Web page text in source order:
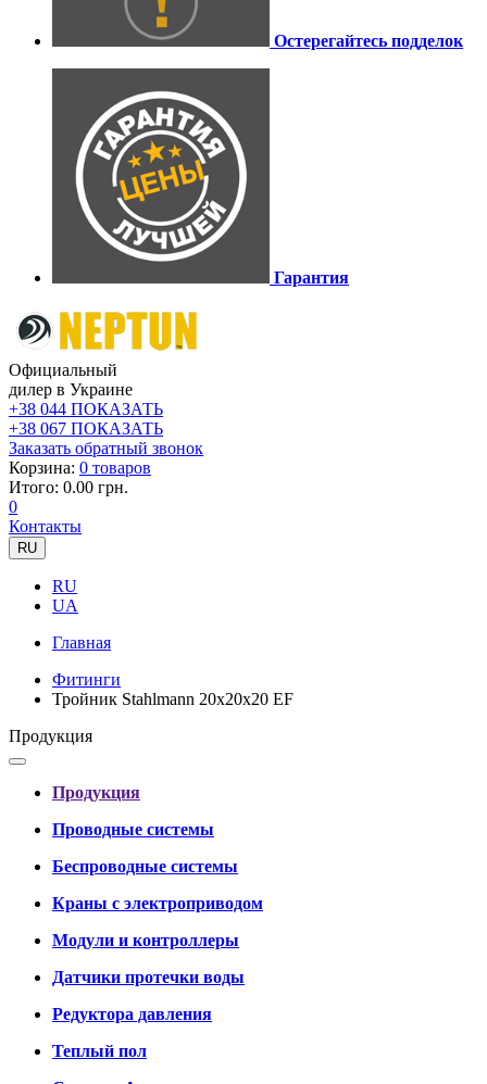
Остерегайтесь подделок
Гарантия
Официальный
дилер в Украине
+38 044 ПОКАЗАТЬ
+38 067 ПОКАЗАТЬ
Заказать обратный звонок
Корзина: 0 товаров
Итого: 0.00 грн.
0
Контакты
RU
RU
UA
Главная
Фитинги
Тройник Stahlmann 20х20х20 EF
Продукция
Продукция
Проводные системы
Беспроводные системы
Краны с электроприводом
Модули и контроллеры
Датчики протечки воды
Редуктора давления
Теплый пол